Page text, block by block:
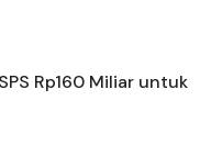
Rp160 Miliar untuk